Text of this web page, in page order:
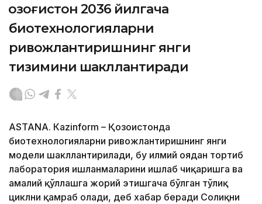
Қозоғистон 2036 йилгача
биотехнологияларни
ривожлантиришнинг янги
тизимини шакллантиради
ASTANА. Кazinform – Қозоғистонда
биотехнологияларни ривожлантиришнинг янги
модели шакллантирилади, бу илмий ғоядан тортиб
лаборатория ишланмаларини ишлаб чиқаришга ва
амалий қўллашга жорий этишгача бўлган тўлиқ
циклни қамраб олади, деб хабар беради Соғлиқни